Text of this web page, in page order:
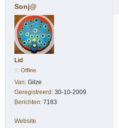
Sonj@
Lid
Offline
Van: Gilze
Geregistreerd: 30-10-2009
Berichten: 7183
Website